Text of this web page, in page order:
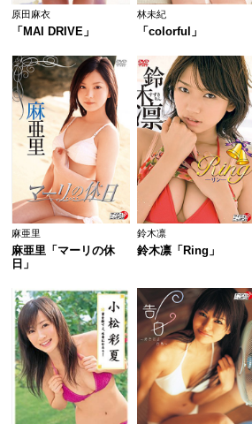
原田麻衣
「MAI DRIVE」
林未紀
「colorful」
麻亜里
麻亜里「マーリの休
日」
鈴木凛
鈴木凛「Ring」